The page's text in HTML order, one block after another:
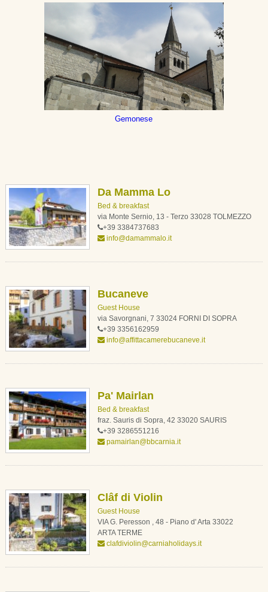
Gemonese
Da Mamma Lo
Bed & breakfast
via Monte Sernio, 13 - Terzo 33028 TOLMEZZO
+39 3384737683
info@damammalo.it
Bucaneve
Guest House
via Savorgnani, 7 33024 FORNI DI SOPRA
+39 3356162959
info@affittacamerebucaneve.it
Pa' Mairlan
Bed & breakfast
fraz. Sauris di Sopra, 42 33020 SAURIS
+39 3286551216
pamairlan@bbcarnia.it
Clâf di Violin
Guest House
VIA G. Peresson , 48 - Piano d' Arta 33022
ARTA TERME
clafdiviolin@carniaholidays.it